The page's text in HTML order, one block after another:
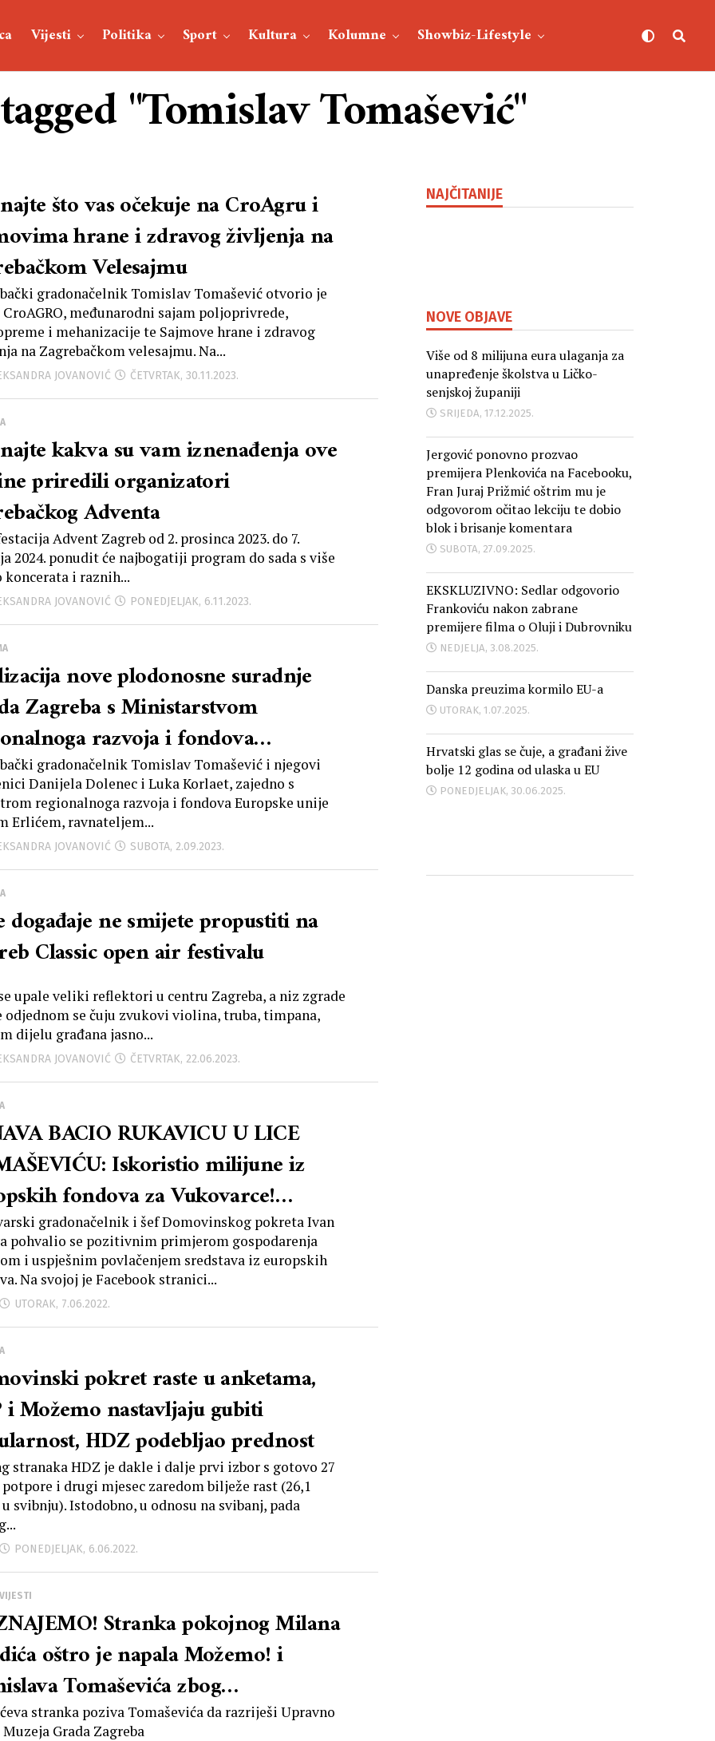
Vijesti Politika Sport Kultura Kolumne Showbiz-Lifestyle
"Tomislav Tomašević"
što vas očekuje na CroAgru i
hrane i zdravog življenja na
Velesajmu
gradonačelnik Tomislav Tomašević otvorio je
CroAGRO, međunarodni sajam poljoprivrede,
i mehanizacije te Sajmove hrane i zdravog
na Zagrebačkom velesajmu. Na...
JOVANOVIĆ ČETVRTAK, 30.11.2023.
kakva su vam iznenađenja ove
priredili organizatori
Adventa
Advent Zagreb od 2. prosinca 2023. do 7.
2024. ponudit će najbogatiji program do sada s više
koncerata i raznih...
JOVANOVIĆ PONEDJELJAK, 6.11.2023.
nove plodonosne suradnje
Zagreba s Ministarstvom
razvoja i fondova
unije najbolji je pokazatelj što
ustanove mogu učiniti po
uštede energije i smanjenja
CO2
gradonačelnik Tomislav Tomašević i njegovi
Danijela Dolenec i Luka Korlaet, zajedno s
regionalnoga razvoja i fondova Europske unije
Erlićem, ravnateljem...
JOVANOVIĆ SUBOTA, 2.09.2023.
događaje ne smijete propustiti na
Classic open air festivalu
upale veliki reflektori u centru Zagreba, a niz zgrade
odjednom se čuju zvukovi violina, truba, timpana,
dijelu građana jasno...
JOVANOVIĆ ČETVRTAK, 22.06.2023.
BACIO RUKAVICU U LICE
Iskoristio milijune iz
fondova za Vukovarce!
čuvati naš grad’
gradonačelnik i šef Domovinskog pokreta Ivan
pohvalio se pozitivnim primjerom gospodarenja
i uspješnim povlačenjem sredstava iz europskih
Na svojoj je Facebook stranici...
UTORAK, 7.06.2022.
pokret raste u anketama,
i Možemo nastavljaju gubiti
HDZ podebljao prednost
stranaka HDZ je dakle i dalje prvi izbor s gotovo 27
i drugi mjesec zaredom bilježe rast (26,1
svibnju). Istodobno, u odnosu na svibanj, pada
PONEDJELJAK, 6.06.2022.
Stranka pokojnog Milana
oštro je napala Možemo! i
Tomaševića zbog
stranka poziva Tomaševića da razriješi Upravno
Grada Zagreba
NAJČITANIJE
NOVE OBJAVE
Više od 8 milijuna eura ulaganja za
unapređenje školstva u Ličko-
senjskoj županiji
SRIJEDA, 17.12.2025.
Jergović ponovno prozvao
premijera Plenkovića na Facebooku,
Fran Juraj Prižmić oštrim mu je
odgovorom očitao lekciju te dobio
blok i brisanje komentara
SUBOTA, 27.09.2025.
EKSKLUZIVNO: Sedlar odgovorio
Frankoviću nakon zabrane
premijere filma o Oluji i Dubrovniku
NEDJELJA, 3.08.2025.
Danska preuzima kormilo EU-a
UTORAK, 1.07.2025.
Hrvatski glas se čuje, a građani žive
bolje 12 godina od ulaska u EU
PONEDJELJAK, 30.06.2025.